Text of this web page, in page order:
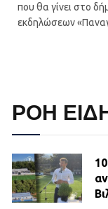
που θα γίνει στο
εκδηλώσεων
ΡΟΗ